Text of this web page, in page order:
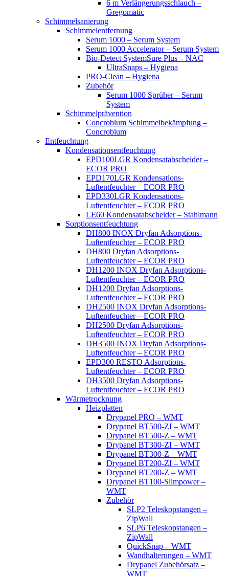
6 m Verlängerungsschlauch –
Gregomatic
Schimmelsanierung
Schimmelentfernung
Serum 1000 – Serum System
Serum 1000 Accelerator – Serum System
Bio-Detect SystemSure Plus – NAC
UltraSnaps – Hygiena
PRO-Clean – Hygiena
Zubehör
Serum 1000 Sprüher – Serum
System
Schimmelprävention
Concrobium Schimmelbekämpfung –
Concrobium
Entfeuchtung
Kondensationsentfeuchtung
EPD100LGR Kondensatabscheider –
ECOR PRO
EPD170LGR Kondensations-
Luftentfeuchter – ECOR PRO
EPD330LGR Kondensations-
Luftentfeuchter – ECOR PRO
LE60 Kondensatabscheider – Stahlmann
Sorptionsentfeuchtung
DH800 INOX Dryfan Adsorptions-
Luftentfeuchter – ECOR PRO
DH800 Dryfan Adsorptions-
Luftentfeuchter – ECOR PRO
DH1200 INOX Dryfan Adsorptions-
Luftentfeuchter – ECOR PRO
DH1200 Dryfan Adsorptions-
Luftentfeuchter – ECOR PRO
DH2500 INOX Dryfan Adsorptions-
Luftentfeuchter – ECOR PRO
DH2500 Dryfan Adsorptions-
Luftentfeuchter – ECOR PRO
DH3500 INOX Dryfan Adsorptions-
Luftentfeuchter – ECOR PRO
EPD300 RESTO Adsorptions-
Luftentfeuchter – ECOR PRO
DH3500 Dryfan Adsorptions-
Luftentfeuchter – ECOR PRO
Wärmetrocknung
Heizplatten
Drypanel PRO – WMT
Drypanel BT500-ZI – WMT
Drypanel BT500-Z – WMT
Drypanel BT300-ZI – WMT
Drypanel BT300-Z – WMT
Drypanel BT200-ZI – WMT
Drypanel BT200-Z – WMT
Drypanel BT100-Slimpower –
WMT
Zubehör
SLP2 Teleskopstangen –
ZipWall
SLP6 Teleskopstangen –
ZipWall
QuickSnap – WMT
Wandhalterungen – WMT
Drypanel Zubehörsatz –
WMT